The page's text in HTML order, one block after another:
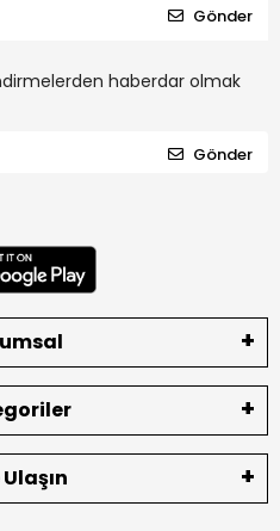
Gönder
haberdar olmak
Gönder